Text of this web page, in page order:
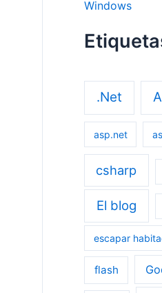
Windows
.Net
asp.net
csharp
El blog
escapar
flash